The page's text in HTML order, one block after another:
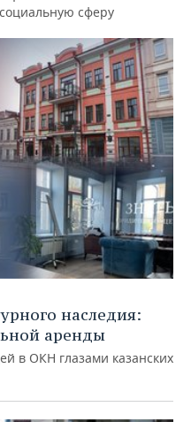
сферу
наследия:
аренды
в ОКН глазами казанских